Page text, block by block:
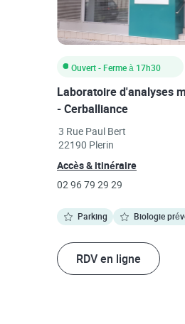
Ouvert- Ferme à 17h30
Laboratoire d'analyses
- Cerballiance
3 Rue Paul Bert
22190 Plerin
Link Opens in New Tab
Accès & itinéraireLink
phone
02 96 79 29 29
Parking Biologie
RDV en ligne